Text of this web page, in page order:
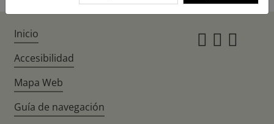
Inicio
Accesibilidad
Mapa Web
Guía de navegación